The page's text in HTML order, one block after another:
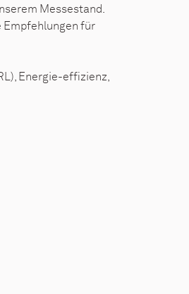
Messestand.
Empfehlungen für
Energie-effizienz,